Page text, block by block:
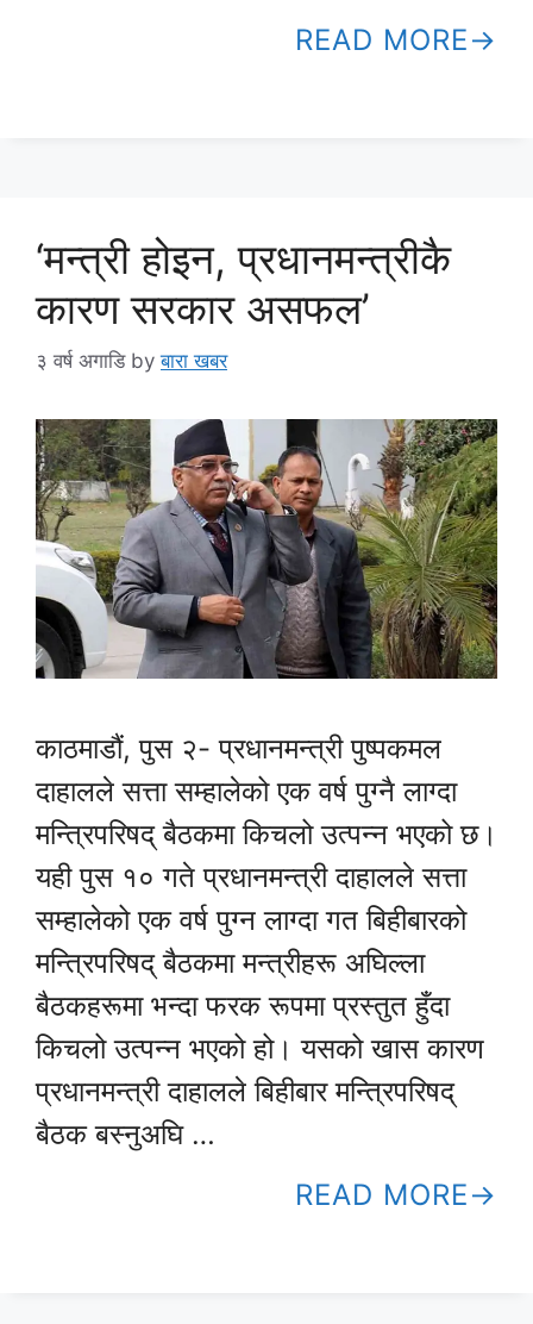
READ MORE
‘मन्त्री होइन, प्रधानमन्त्रीकै
कारण सरकार असफल’
३ वर्ष अगाडि byबारा खबर
काठमाडौं, पुस २- प्रधानमन्त्री पुष्पकमल
दाहालले सत्ता सम्हालेको एक वर्ष पुग्नै लाग्दा
मन्त्रिपरिषद् बैठकमा किचलो उत्पन्न भएको छ।
यही पुस १० गते प्रधानमन्त्री दाहालले सत्ता
सम्हालेको एक वर्ष पुग्न लाग्दा गत बिहीबारको
मन्त्रिपरिषद् बैठकमा मन्त्रीहरू अघिल्ला
बैठकहरूमा भन्दा फरक रूपमा प्रस्तुत हुँदा
किचलो उत्पन्न भएको हो। यसको खास कारण
प्रधानमन्त्री दाहालले बिहीबार मन्त्रिपरिषद्
बैठक बस्नुअघि …
READ MORE